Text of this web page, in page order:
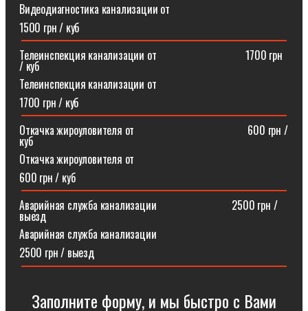
Видеодиагностика канализации от
1500 грн / куб
Телеинспекция канализации от⠀⠀⠀⠀⠀⠀⠀⠀⠀⠀⠀1700 грн
/ куб
Телеинспекция канализации от
1700 грн / куб
Откачка жироуловителя от⠀⠀⠀⠀⠀⠀⠀⠀⠀⠀⠀⠀⠀⠀600 грн /
куб
Откачка жироуловителя от
600 грн / куб
Аварийная служба канализации ⠀⠀⠀⠀⠀⠀⠀⠀⠀2500 грн /
выезд
Аварийная служба канализации
2500 грн / выезд
Заполните форму, и мы быстро с Вами